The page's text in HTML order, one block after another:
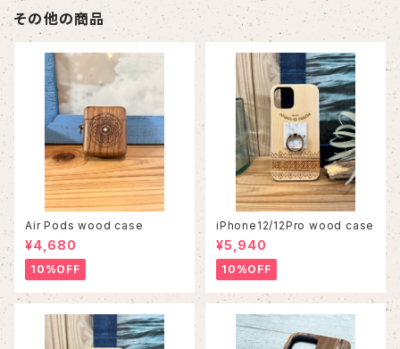
その他の商品
Air Pods wood case
¥4,680
10%OFF
iPhone12/12Pro wood case
¥5,940
10%OFF